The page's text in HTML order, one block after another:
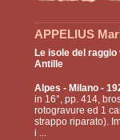
APPELIUS
Le isole del
Antille
Alpes - Milano -
in 16°, pp. 414,
rotogravure ed 1
strappo riparato).
i ...